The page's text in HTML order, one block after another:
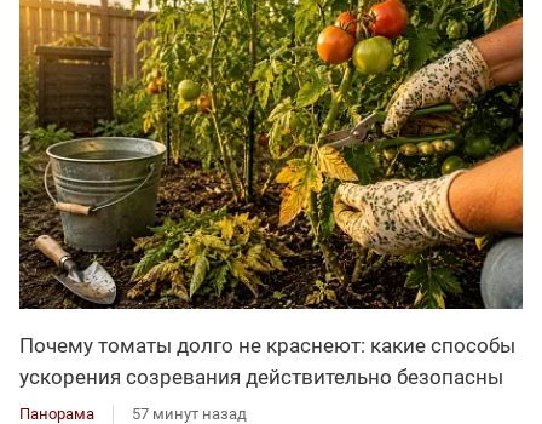
Почему томаты долго не краснеют: какие способы
ускорения созревания действительно безопасны
Панорама 57 минут назад